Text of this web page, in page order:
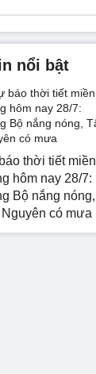
nổi bật
thời tiết miền
hôm nay 28/7:
Bộ nắng nóng,
có mưa